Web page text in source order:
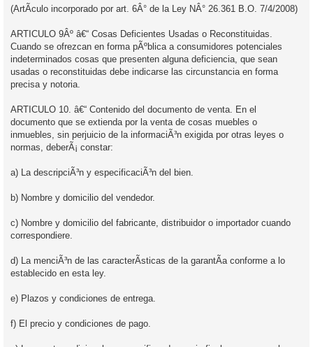
(ArtÃ­culo incorporado por art. 6Â° de la Ley NÂ° 26.361 B.O. 7/4/2008)
ARTICULO 9Âº â€“ Cosas Deficientes Usadas o Reconstituidas.
Cuando se ofrezcan en forma pÃºblica a consumidores potenciales
indeterminados cosas que presenten alguna deficiencia, que sean
usadas o reconstituidas debe indicarse las circunstancia en forma
precisa y notoria.
ARTICULO 10. â€“ Contenido del documento de venta. En el
documento que se extienda por la venta de cosas muebles o
inmuebles, sin perjuicio de la informaciÃ³n exigida por otras leyes o
normas, deberÃ¡ constar:
a) La descripciÃ³n y especificaciÃ³n del bien.
b) Nombre y domicilio del vendedor.
c) Nombre y domicilio del fabricante, distribuidor o importador cuando
correspondiere.
d) La menciÃ³n de las caracterÃ­sticas de la garantÃ­a conforme a lo
establecido en esta ley.
e) Plazos y condiciones de entrega.
f) El precio y condiciones de pago.